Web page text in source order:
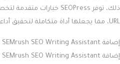
URL، مما يجعلها أداة متكاملة لتحقيق أداء عالي في محركات البحث.
إضافة SEMrush SEO Writing Assistant